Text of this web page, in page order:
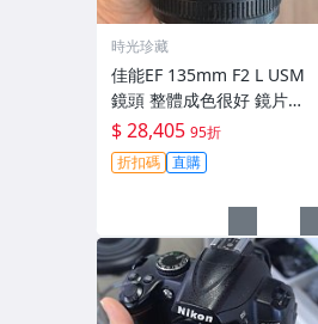
時光珍藏
佳能EF 135mm F2 L USM
鏡頭 整體成色很好 鏡片完
美無劃痕 功能一切正常 無
拆修無-3430
$ 28,405 95折
折扣碼 直購